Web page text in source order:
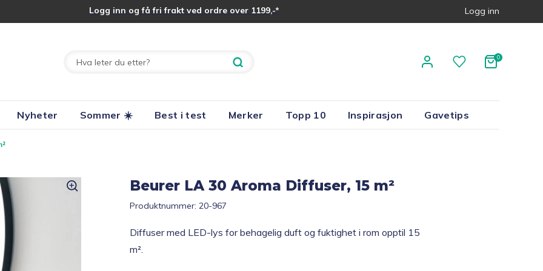
Logg inn og få fri frakt ved ordre over 1199,-*
Logg inn
Nyheter Sommer ☀️ Best i test Merker Topp 10 Inspirasjon Gavetips
Beurer LA 30 Aroma Diffuser, 15 m²
Produktnummer: 20-967
Diffuser med LED-lys for behagelig duft og fuktighet i rom opptil 15
m².